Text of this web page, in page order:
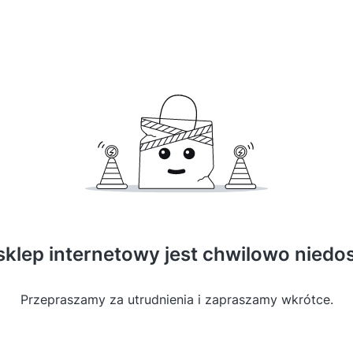
internetowy jest chwilowo
Przepraszamy za utrudnienia i zapraszamy wkrótce.